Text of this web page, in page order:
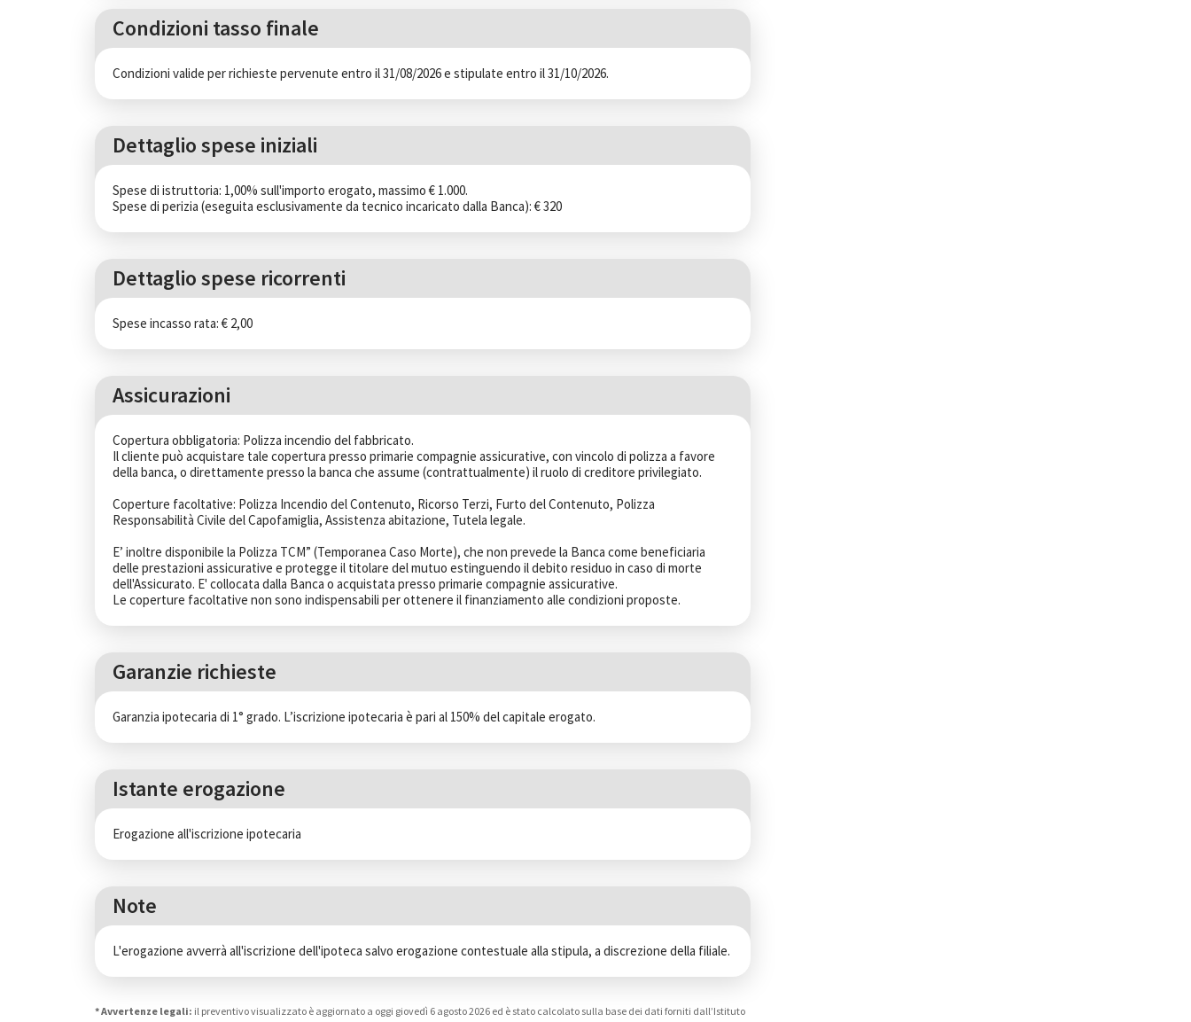
Condizioni tasso finale
Condizioni valide per richieste pervenute entro il 31/08/2026 e stipulate entro il 31/10/2026.
Dettaglio spese iniziali
Spese di istruttoria: 1,00% sull'importo erogato, massimo € 1.000.
Spese di perizia (eseguita esclusivamente da tecnico incaricato dalla Banca): € 320
Dettaglio spese ricorrenti
Spese incasso rata: € 2,00
Assicurazioni
Copertura obbligatoria: Polizza incendio del fabbricato.
Il cliente può acquistare tale copertura presso primarie compagnie assicurative, con vincolo di polizza a favore
della banca, o direttamente presso la banca che assume (contrattualmente) il ruolo di creditore privilegiato.
Coperture facoltative: Polizza Incendio del Contenuto, Ricorso Terzi, Furto del Contenuto, Polizza
Responsabilità Civile del Capofamiglia, Assistenza abitazione, Tutela legale.
E’ inoltre disponibile la Polizza TCM” (Temporanea Caso Morte), che non prevede la Banca come beneficiaria
delle prestazioni assicurative e protegge il titolare del mutuo estinguendo il debito residuo in caso di morte
dell'Assicurato. E' collocata dalla Banca o acquistata presso primarie compagnie assicurative.
Le coperture facoltative non sono indispensabili per ottenere il finanziamento alle condizioni proposte.
Garanzie richieste
Garanzia ipotecaria di 1° grado. L’iscrizione ipotecaria è pari al 150% del capitale erogato.
Istante erogazione
Erogazione all'iscrizione ipotecaria
Note
L'erogazione avverrà all'iscrizione dell'ipoteca salvo erogazione contestuale alla stipula, a discrezione della filiale.
* Avvertenze legali: il preventivo visualizzato è aggiornato a oggi giovedì 6 agosto 2026 ed è stato calcolato sulla base dei dati forniti dall’Istituto